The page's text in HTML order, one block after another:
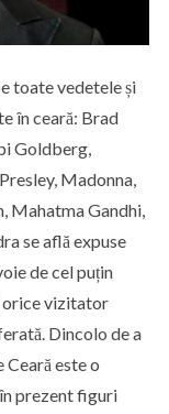
toate vedetele și
în ceară: Brad
Goldberg,
Madonna,
Mahatma Gandhi,
se află expuse
de cel puțin
orice vizitator
Dincolo de a
este o
prezent figuri